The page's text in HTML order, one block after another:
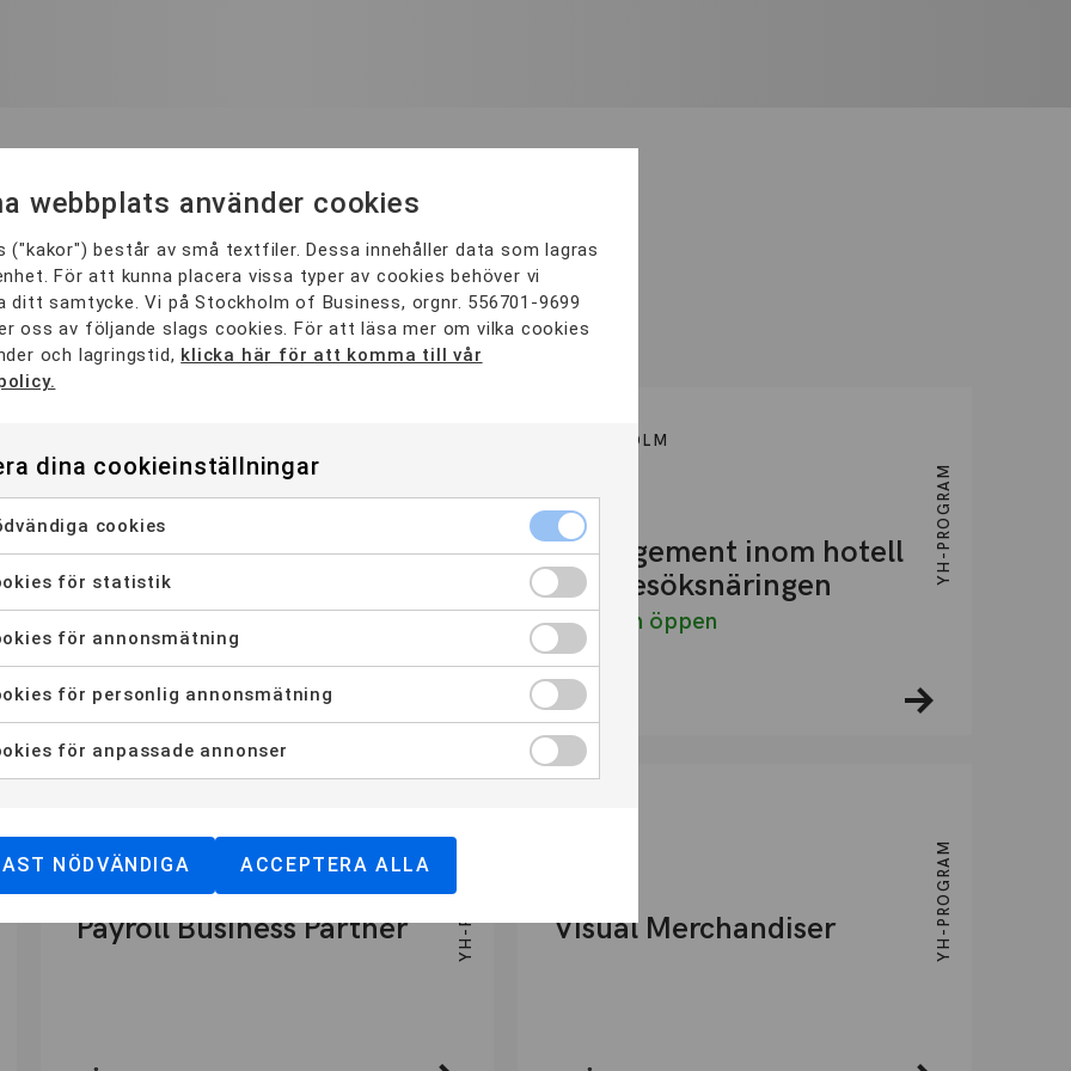
Våra YH-program
Distans 3 Göteborg 2 Malmö 2 Stockholm 3
KATEGORI YH-Flex 3
Butiksledare (Distans)
Ansökan öppen
YH-PROGRAM
1 ÅR
STOCKHOLM
Management inom hotell
och besöksnäringen
Ansökan öppen
YH-PROGRAM
1,5 ÅR
Payroll Business Partner YH-PROGRAM Visual Merchandiser YH-PROGRAM
webbplats använder cookies
("kakor") består av små textfiler. Dessa innehåller data som lagras
För att kunna placera vissa typer av cookies behöver vi
ditt samtycke. Vi på Stockholm of Business, orgnr. 556701-9699
oss av följande slags cookies. För att läsa mer om vilka cookies
och lagringstid, klicka här för att komma till vår
dina cookieinställningar
cookies
för statistik
för annonsmätning
för personlig annonsmätning
för anpassade annonser
NÖDVÄNDIGA ACCEPTERA ALLA